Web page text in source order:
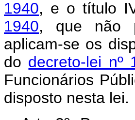
1940, e o título
1940, que não
aplicam-se os
do decreto-lei nº
Funcionários
disposto nesta lei.